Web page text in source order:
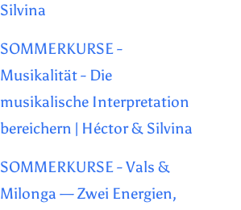
Silvina
SOMMERKURSE -
Musikalität - Die
musikalische Interpretation
bereichern | Héctor & Silvina
SOMMERKURSE - Vals &
Milonga — Zwei Energien,